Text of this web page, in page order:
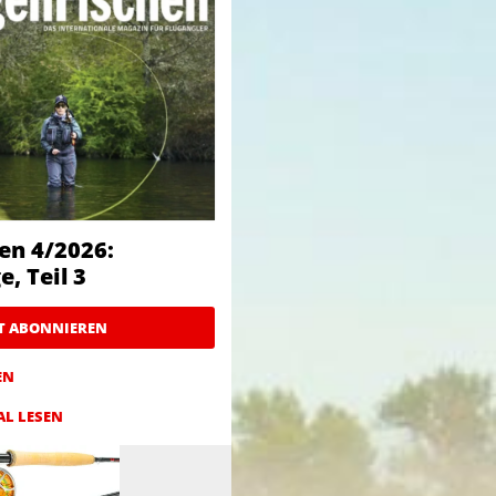
4/2026:
Teil 3
ABONNIEREN
LESEN